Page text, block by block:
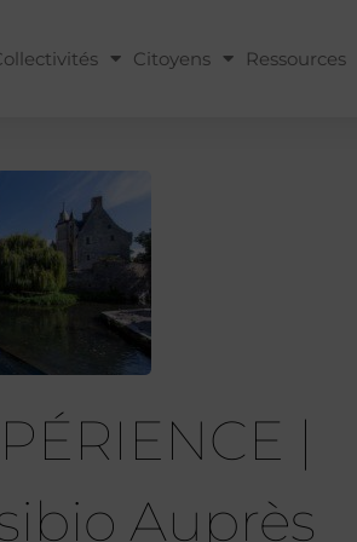
Citoyens Ressources
|
Auprès